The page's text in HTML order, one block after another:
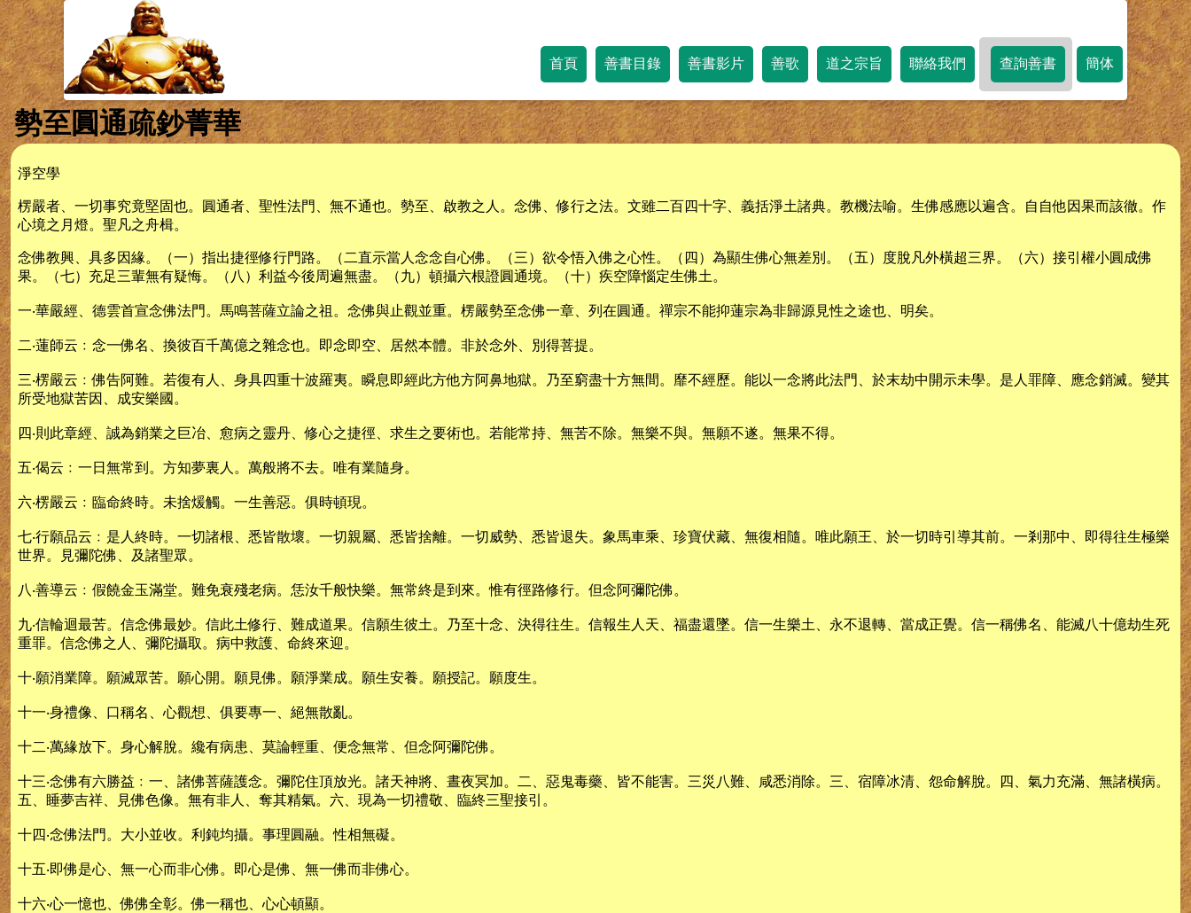
首頁 善書目錄 善書影片 善歌 道之宗旨 聯絡我們 查詢善書 簡体
勢至圓通疏鈔菁華
淨空學
楞嚴者、一切事究竟堅固也。圓通者、聖性法門、無不通也。勢至、啟教之人。念佛、修行之法。文雖二百四十字、義括淨土諸典。教機法喻。生佛感應以遍含。自自他因果而該徹。作
心境之月燈。聖凡之舟楫。
念佛教興、具多因緣。（一）指出捷徑修行門路。（二直示當人念念自心佛。（三）欲令悟入佛之心性。（四）為顯生佛心無差別。（五）度脫凡外橫超三界。（六）接引權小圓成佛
果。（七）充足三輩無有疑悔。（八）利益今後周遍無盡。（九）頓攝六根證圓通境。（十）疾空障惱定生佛土。
一‧華嚴經、德雲首宣念佛法門。馬鳴菩薩立論之祖。念佛與止觀並重。楞嚴勢至念佛一章、列在圓通。禪宗不能抑蓮宗為非歸源見性之途也、明矣。
二‧蓮師云﹕念一佛名、換彼百千萬億之雜念也。即念即空、居然本體。非於念外、別得菩提。
三‧楞嚴云﹕佛告阿難。若復有人、身具四重十波羅夷。瞬息即經此方他方阿鼻地獄。乃至窮盡十方無間。靡不經歷。能以一念將此法門、於末劫中開示未學。是人罪障、應念銷滅。變其
所受地獄苦因、成安樂國。
四‧則此章經、誠為銷業之巨冶、愈病之靈丹、修心之捷徑、求生之要術也。若能常持、無苦不除。無樂不與。無願不遂。無果不得。
五‧偈云﹕一日無常到。方知夢裏人。萬般將不去。唯有業隨身。
六‧楞嚴云﹕臨命終時。未捨煖觸。一生善惡。俱時頓現。
七‧行願品云﹕是人終時。一切諸根、悉皆散壞。一切親屬、悉皆捨離。一切威勢、悉皆退失。象馬車乘、珍寶伏藏、無復相隨。唯此願王、於一切時引導其前。一剎那中、即得往生極樂
世界。見彌陀佛、及諸聖眾。
八‧善導云﹕假饒金玉滿堂。難免衰殘老病。恁汝千般快樂。無常終是到來。惟有徑路修行。但念阿彌陀佛。
九‧信輪迴最苦。信念佛最妙。信此土修行、難成道果。信願生彼土。乃至十念、決得往生。信報生人天、福盡還墜。信一生樂土、永不退轉、當成正覺。信一稱佛名、能滅八十億劫生死
重罪。信念佛之人、彌陀攝取。病中救護、命終來迎。
十‧願消業障。願滅眾苦。願心開。願見佛。願淨業成。願生安養。願授記。願度生。
十一‧身禮像、口稱名、心觀想、俱要專一、絕無散亂。
十二‧萬緣放下。身心解脫。纔有病患、莫論輕重、便念無常、但念阿彌陀佛。
十三‧念佛有六勝益﹕一、諸佛菩薩護念。彌陀住頂放光。諸天神將、晝夜冥加。二、惡鬼毒藥、皆不能害。三災八難、咸悉消除。三、宿障冰清、怨命解脫。四、氣力充滿、無諸橫病。
五、睡夢吉祥、見佛色像。無有非人、奪其精氣。六、現為一切禮敬、臨終三聖接引。
十四‧念佛法門。大小並收。利鈍均攝。事理圓融。性相無礙。
十五‧即佛是心、無一心而非心佛。即心是佛、無一佛而非佛心。
十六‧心一憶也、佛佛全彰。佛一稱也、心心頓顯。